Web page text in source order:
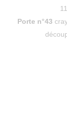
Porte n°43